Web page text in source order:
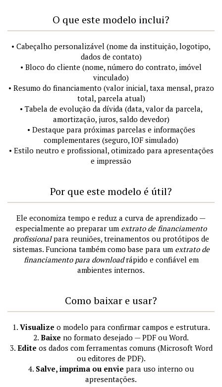
O que este modelo inclui?
• Cabeçalho personalizável (nome da instituição, logotipo,
dados de contato)
• Bloco do cliente (nome, número do contrato, imóvel
vinculado)
• Resumo do financiamento (valor inicial, taxa mensal, prazo
total, parcela atual)
• Tabela de evolução da dívida (data, valor da parcela,
amortização, juros, saldo devedor)
• Destaque para próximas parcelas e informações
complementares (seguro, IOF simulado)
• Estilo neutro e profissional, otimizado para apresentações
e impressão
Por que este modelo é útil?
Ele economiza tempo e reduz a curva de aprendizado —
especialmente ao preparar um extrato de financiamento
profissionalpara reuniões, treinamentos ou protótipos de
sistemas. Funciona também como base para um extrato de
financiamento para downloadrápido e confiável em
ambientes internos.
Como baixar e usar?
1. Visualize o modelo para confirmar campos e estrutura.
2. Baixe no formato desejado — PDF ou Word.
3. Edite os dados com ferramentas comuns (Microsoft Word
ou editores de PDF).
4. Salve, imprima ou envie para uso interno ou
apresentações.